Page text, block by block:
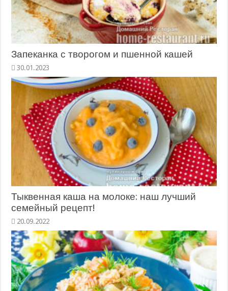
Запеканка с творогом и пшенной кашей
30.01.2023
Тыквенная каша на молоке: наш лучший
семейный рецепт!
20.09.2022